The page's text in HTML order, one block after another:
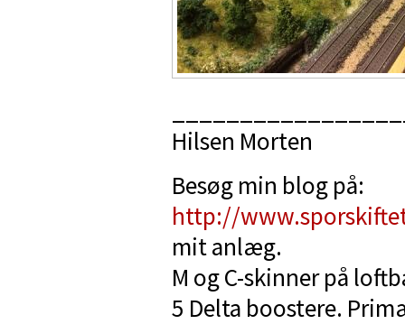
Hilsen Morten
Besøg min blog på:
http://
mit anlæg.
M og C-skinner på
5 Delta boostere.